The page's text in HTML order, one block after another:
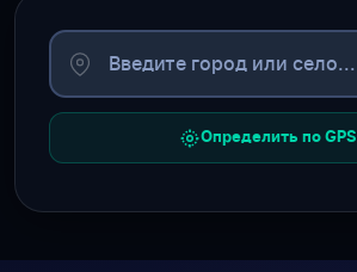
Определить по GPS